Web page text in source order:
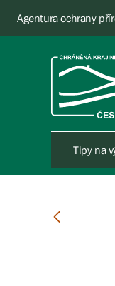
Agentura ochrany
Tipy na